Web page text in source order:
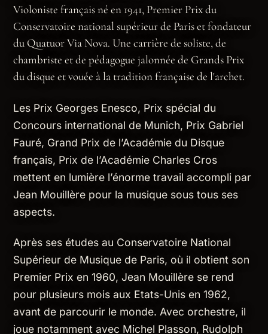
Violoniste français né en 1941, Premier Prix du
Conservatoire national supérieur de Paris et fondateur
du Quatuor Via Nova. Une carrière de soliste, de
chambriste et de pédagogue jalonnée de Grands Prix
du disque et vouée à la tradition française de l'archet.
Les Prix Georges Enesco, Prix spécial du
Concours international de Munich, Prix Gabriel
Fauré, Grand Prix de l’Académie du Disque
français, Prix de l’Académie Charles Cros
mettent en lumière l’énorme travail accompli par
Jean Mouillère pour la musique sous tous ses
aspects.
Après ses études au Conservatoire National
Supérieur de Musique de Paris, où il obtient son
Premier Prix en 1960, Jean Mouillère se rend
pour plusieurs mois aux Etats-Unis en 1962,
avant de parcourir le monde. Avec orchestre, il
joue notamment avec Michel Plasson, Rudolph